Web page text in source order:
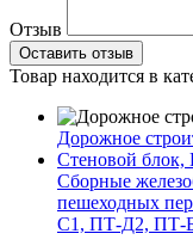
Отзыв
Товар находится в
Дорожное
Стеновой блок,
Сборные
пешеходных
С1, ПТ-Д2, ПТ-